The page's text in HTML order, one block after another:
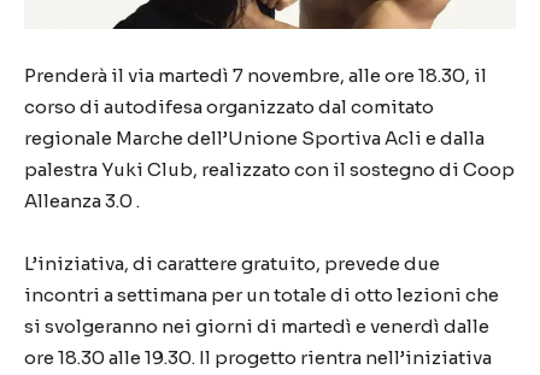
Prenderà il via martedì 7 novembre, alle ore 18.30, il
corso di autodifesa organizzato dal comitato
regionale Marche dell’Unione Sportiva Acli e dalla
palestra Yuki Club, realizzato con il sostegno di Coop
Alleanza 3.0 .
L’iniziativa, di carattere gratuito, prevede due
incontri a settimana per un totale di otto lezioni che
si svolgeranno nei giorni di martedì e venerdì dalle
ore 18.30 alle 19.30. Il progetto rientra nell’iniziativa